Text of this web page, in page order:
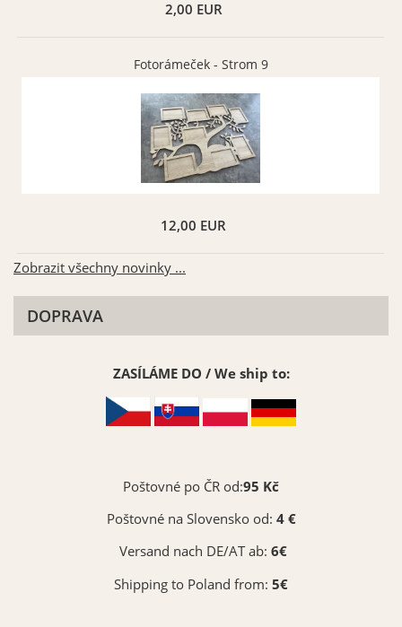
2,00 EUR
Fotorámeček - Strom 9
12,00 EUR
Zobrazit všechny novinky ...
DOPRAVA
ZASÍLÁME DO / We ship to:
Poštovné po ČR od:95 Kč
Poštovné na Slovensko od: 4 €
Versand nach DE/AT ab: 6€
Shipping to Poland from: 5€